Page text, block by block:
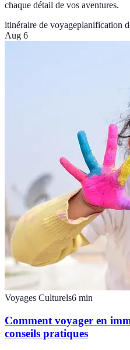
chaque détail de vos aventures.
itinéraire de voyageplanification
Aug 6
Voyages Culturels6 min
Comment voyager en
conseils pratiques